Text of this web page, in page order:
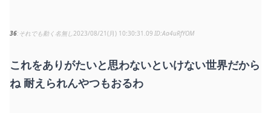
36 それでも動く名無し 2023/08/21(月) 10:30:31.09 Aa4uRfYOM
これをありがたいと思わないといけない世界だから
ね 耐えられんやつもおるわ